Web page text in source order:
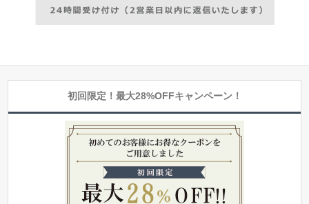
初回限定！最大28%OFFキャンペーン！